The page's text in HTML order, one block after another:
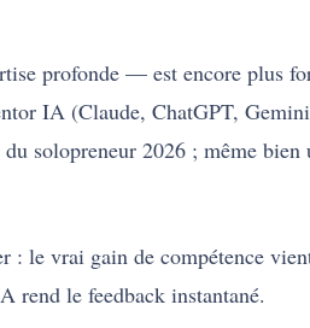
profonde — est encore plus
IA (Claude, ChatGPT,
solopreneur 2026 ; même
: le vrai gain de compétence
rend le feedback instantané.